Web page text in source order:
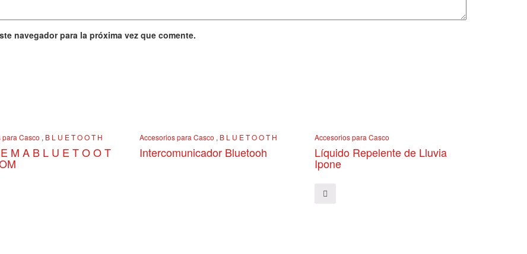
navegador para la próxima vez que comente.
Casco , B L U E T O O T H
M A B L U E T O O T
Accesorios para Casco , B L U E T O O T H
Intercomunicador Bluetooh
Accesorios para Casco
Líquido Repelente de Lluvia
Ipone